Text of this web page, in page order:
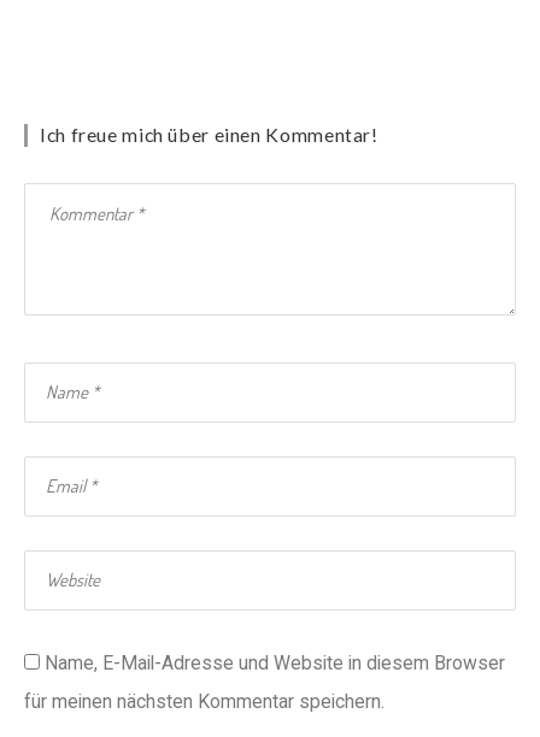
Ich freue mich über einen Kommentar!
Name, E-Mail-Adresse und Website in diesem Browser
für meinen nächsten Kommentar speichern.